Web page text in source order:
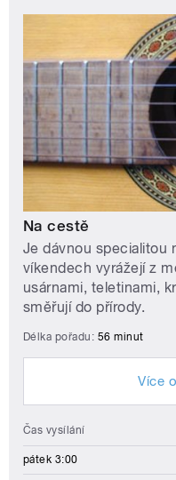
Na cestě
Je dávnou specialitou
víkendech vyrážejí z
usárnami, teletinami,
směřují do přírody.
Délka pořadu: 56 minut
Více
Čas vysílání
pátek 3:00